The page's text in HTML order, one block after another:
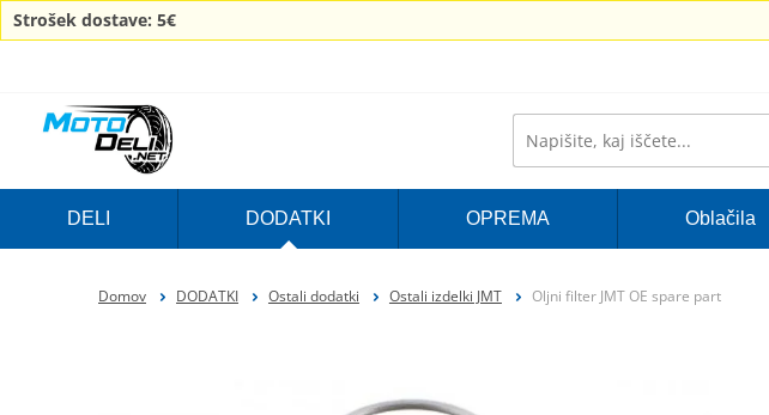
Strošek dostave: 5€
DELI DODATKI OPREMA Oblačila
Domov DODATKI Ostali dodatki Ostali izdelki JMT Oljni filter JMT OE spare part